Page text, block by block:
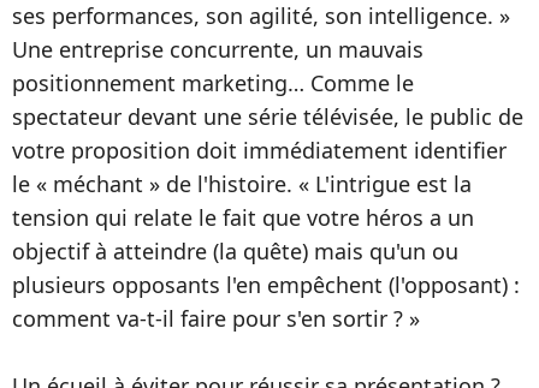
ses performances, son agilité, son intelligence. »
Une entreprise concurrente, un mauvais
positionnement marketing… Comme le
spectateur devant une série télévisée, le public de
votre proposition doit immédiatement identifier
le « méchant » de l'histoire. « L'intrigue est la
tension qui relate le fait que votre héros a un
objectif à atteindre (la quête) mais qu'un ou
plusieurs opposants l'en empêchent (l'opposant) :
comment va-t-il faire pour s'en sortir ? »